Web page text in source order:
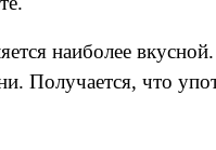
наиболее
Получается, что